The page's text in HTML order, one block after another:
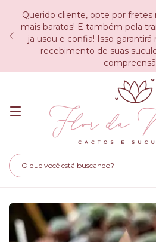
Querido cliente, opte por fretes
mais baratos! E também pela
ja usou e confia! Isso
recebimento de suas